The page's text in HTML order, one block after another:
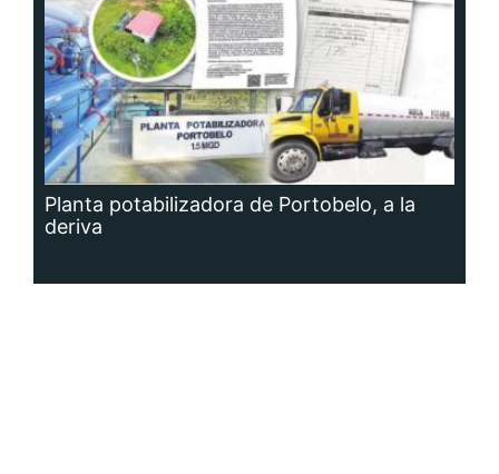
Planta potabilizadora de Portobelo, a la
deriva